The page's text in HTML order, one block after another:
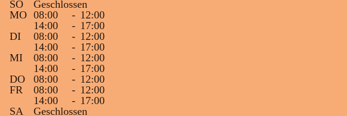
SO
Geschlossen
MO 08:00 - 12:00
14:00
- 17:00
DI
08:00 - 12:00
14:00
- 17:00
MI
08:00 - 12:00
14:00
- 17:00
DO
08:00 - 12:00
FR
08:00 - 12:00
14:00
- 17:00
SA
Geschlossen